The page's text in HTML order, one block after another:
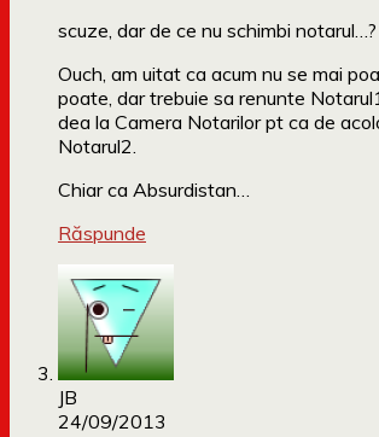
scuze, dar de ce nu schimbi notarul…?
Ouch, am uitat ca acum nu se mai
poate, dar trebuie sa renunte
dea la Camera Notarilor pt ca de
Notarul2.
Chiar ca Absurdistan…
Răspunde
JB
24/09/2013